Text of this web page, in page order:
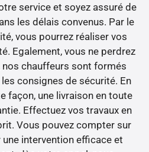
service et soyez assuré de
les délais convenus. Par le
vous pourrez réaliser vos
Egalement, vous ne perdrez
nos chauffeurs sont formés
consignes de sécurité. En
façon, une livraison en toute
Effectuez vos travaux en
Vous pouvez compter sur
intervention efficace et